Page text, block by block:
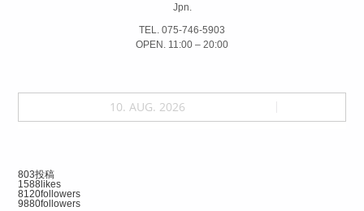
Jpn.
TEL. 075-746-5903
OPEN. 11:00 – 20:00
10. AUG. 2026
803投稿
1588 likes
8120followers
9880followers